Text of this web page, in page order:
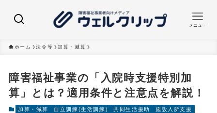
メニュー
ホーム 法令等 加算・減算
障害福祉事業の「入院時支援特別加
算」とは？適用条件と注意点を解説！
加算・減算 自立訓練(生活訓練) 共同生活援助 施設入所支援